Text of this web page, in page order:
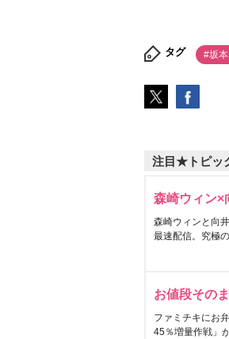
タグ #坂
注目★トピッ
森崎ウィン×
森崎ウィンと向
最速配信。究極
お値段その
ファミチキにお
45％増量作戦」